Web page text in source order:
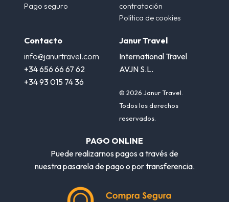
Pago seguro
contratación
Política de cookies
Contacto
info@janurtravel.com
+34 656 66 67 62
+34 93 015 74 36
Janur Travel
International Travel
AVJN S.L.
© 2026 Janur Travel.
Todos los derechos
reservados.
PAGO ONLINE
Puede realizarnos pagos a través de
nuestra pasarela de pago o por transferencia.